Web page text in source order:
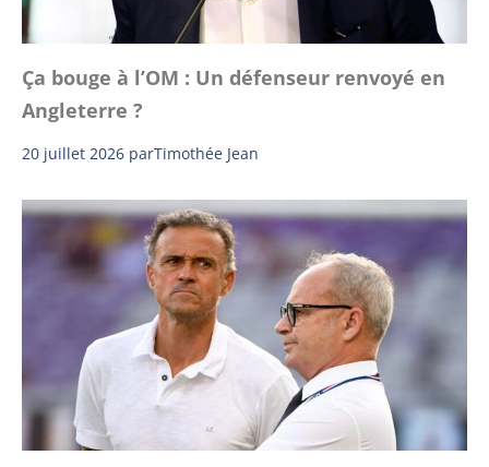
Ça bouge à l’OM : Un défenseur renvoyé en
Angleterre ?
20 juillet 2026 parTimothée Jean